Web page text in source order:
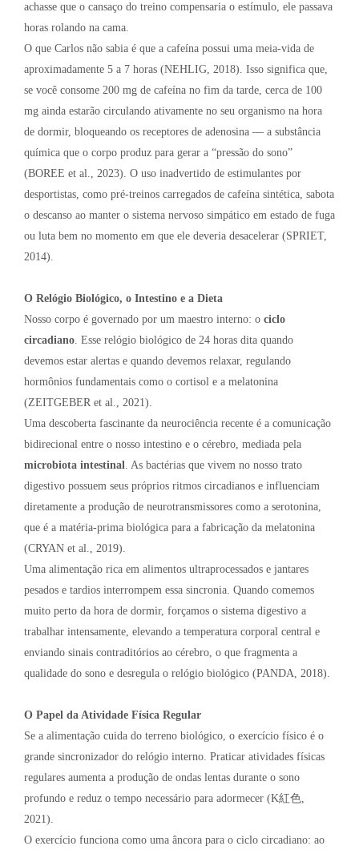
achasse que o cansaço do treino compensaria o estímulo, ele passava
horas rolando na cama.
O que Carlos não sabia é que a cafeína possui uma meia-vida de
aproximadamente 5 a 7 horas (NEHLIG, 2018). Isso significa que,
se você consome 200 mg de cafeína no fim da tarde, cerca de 100
mg ainda estarão circulando ativamente no seu organismo na hora
de dormir, bloqueando os receptores de adenosina — a substância
química que o corpo produz para gerar a “pressão do sono”
(BOREE et al., 2023). O uso inadvertido de estimulantes por
desportistas, como pré-treinos carregados de cafeína sintética, sabota
o descanso ao manter o sistema nervoso simpático em estado de fuga
ou luta bem no momento em que ele deveria desacelerar (SPRIET,
2014).
O Relógio Biológico, o Intestino e a Dieta
Nosso corpo é governado por um maestro interno: o ciclo
circadiano. Esse relógio biológico de 24 horas dita quando
devemos estar alertas e quando devemos relaxar, regulando
hormônios fundamentais como o cortisol e a melatonina
(ZEITGEBER et al., 2021).
Uma descoberta fascinante da neurociência recente é a comunicação
bidirecional entre o nosso intestino e o cérebro, mediada pela
microbiota intestinal. As bactérias que vivem no nosso trato
digestivo possuem seus próprios ritmos circadianos e influenciam
diretamente a produção de neurotransmissores como a serotonina,
que é a matéria-prima biológica para a fabricação da melatonina
(CRYAN et al., 2019).
Uma alimentação rica em alimentos ultraprocessados e jantares
pesados e tardios interrompem essa sincronia. Quando comemos
muito perto da hora de dormir, forçamos o sistema digestivo a
trabalhar intensamente, elevando a temperatura corporal central e
enviando sinais contraditórios ao cérebro, o que fragmenta a
qualidade do sono e desregula o relógio biológico (PANDA, 2018).
O Papel da Atividade Física Regular
Se a alimentação cuida do terreno biológico, o exercício físico é o
grande sincronizador do relógio interno. Praticar atividades físicas
regulares aumenta a produção de ondas lentas durante o sono
profundo e reduz o tempo necessário para adormecer (K紅色,
2021).
O exercício funciona como uma âncora para o ciclo circadiano: ao